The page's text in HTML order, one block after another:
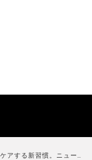
アする新習慣。ニュー…